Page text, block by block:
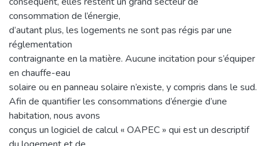
consommation de l’énergie,
d’autant plus, les logements ne sont pas régis par une
réglementation
contraignante en la matière. Aucune incitation pour s’équiper
en chauffe-eau
solaire ou en panneau solaire n’existe, y compris dans le sud.
Afin de quantifier les consommations d’énergie d’une
habitation, nous avons
conçus un logiciel de calcul « OAPEC » qui est un descriptif